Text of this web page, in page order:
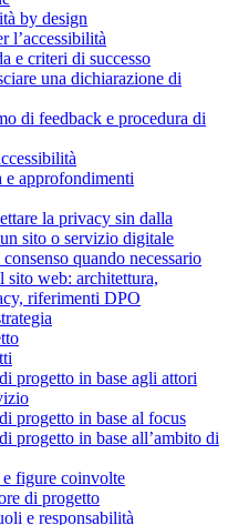
by design
l’accessibilità
e criteri di successo
una dichiarazione di
di feedback e procedura di
e approfondimenti
la privacy sin dalla
sito o servizio digitale
quando necessario
sito web: architettura,
riferimenti DPO
progetto in base agli attori
progetto in base al focus
progetto in base all’ambito di
figure coinvolte
di progetto
e responsabilità